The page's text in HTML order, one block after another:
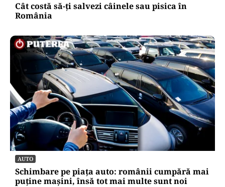
Cât costă să-ți salvezi câinele sau pisica în
România
AUTO
Schimbare pe piața auto: românii cumpără mai
puține mașini, însă tot mai multe sunt noi